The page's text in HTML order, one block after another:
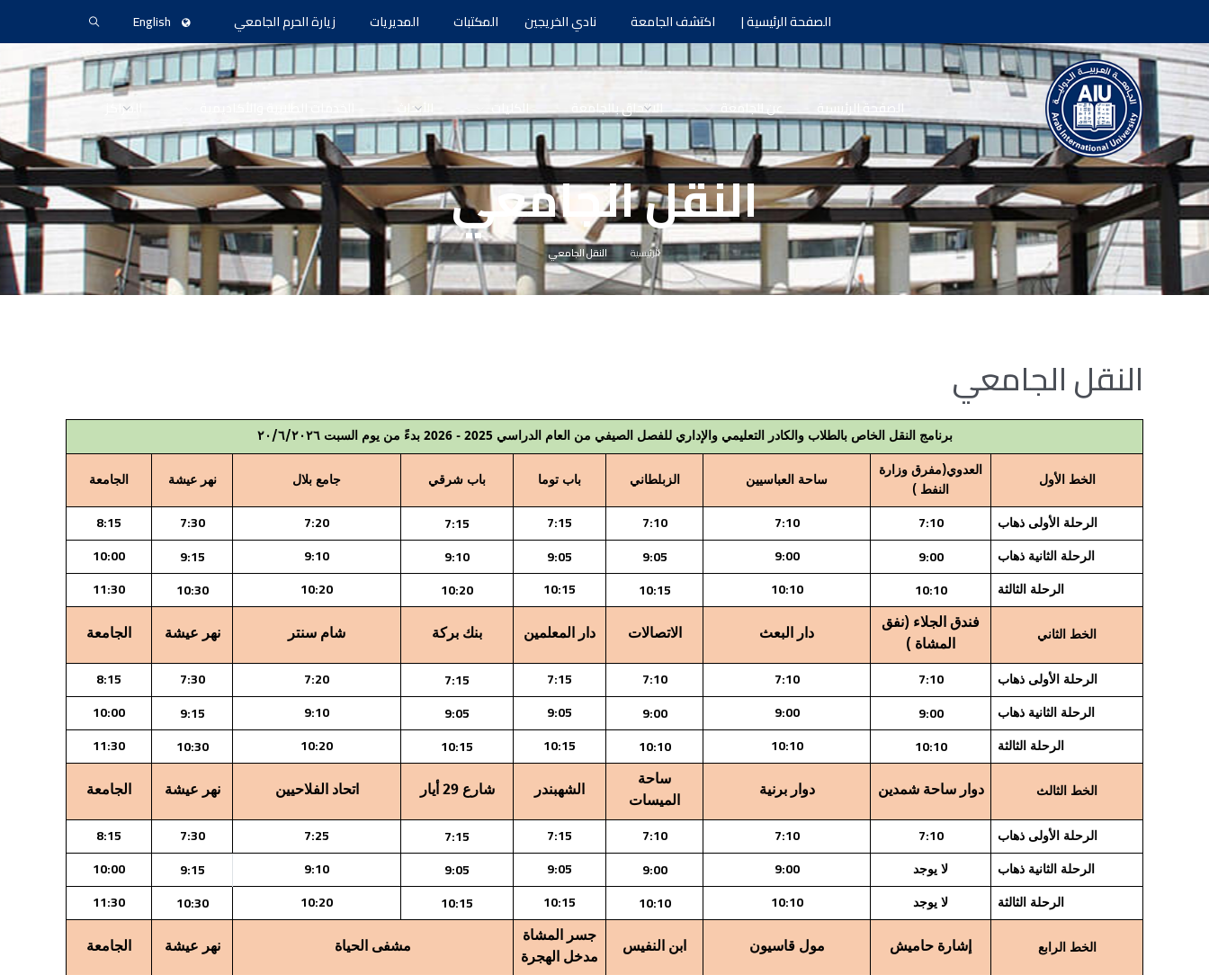
الصفحة الرئيسية | اكتشف الجامعة نادي الخريجين المكتبات المديريات زيارة الحرم الجامعي English
الصفحة الرئيسية عن الجامعة الالتحاق بالجامعة الكليات الأبحاث المراكز
النقل الجامعي
الرئيسية النقل الجامعي
النقل الجامعي
برنامج النقل الخاص بالطلاب والكادر التعليمي والإداري للفصل الصيفي من العام الدراسي 2025 - 2026 بدءً من يوم السبت ٢٠/٦/٢٠٢٦
الخط الأول
العدوي(مفرق وزارة
النفط )
ساحة العباسيين الزبلطاني باب توما باب شرقي جامع بلال نهر عيشة الجامعة
الرحلة الأولى ذهاب 7:10
7:10
7:10
7:15
7:15
7:20
7:30
8:15
الرحلة الثانية ذهاب 9:00
9:00
9:05
9:05
9:10
9:10
9:15
10:00
الرحلة الثالثة 10:10
10:10
10:15
10:15
10:20
10:20
10:30
11:30
الخط الثاني
فندق الجلاء (نفق
المشاة )
دار البعث الاتصالات دار المعلمين بنك بركة شام سنتر نهر عيشة الجامعة
الرحلة الأولى ذهاب 7:10
7:10
7:10
7:15
7:15
7:20
7:30
8:15
الرحلة الثانية ذهاب 9:00
9:00
9:00
9:05
9:05
9:10
9:15
10:00
الرحلة الثالثة 10:10
10:10
10:10
10:15
10:15
10:20
10:30
11:30
الخط الثالث دوار ساحة شمدين دوار برنية
ساحة
الميسات
الشهبندر شارع 29 أيار اتحاد الفلاحيين نهر عيشة الجامعة
الرحلة الأولى ذهاب 7:10
7:10
7:10
7:15
7:15
7:25
7:30
8:15
الرحلة الثانية ذهاب لا يوجد 9:00
9:00
9:05
9:05
9:10
9:15
10:00
الرحلة الثالثة لا يوجد 10:10
10:10
10:15
10:15
10:20
10:30
11:30
الخط الرابع إشارة حاميش مول قاسيون ابن النفيس
جسر المشاة
مدخل الهجرة
مشفى الحياة نهر عيشة الجامعة